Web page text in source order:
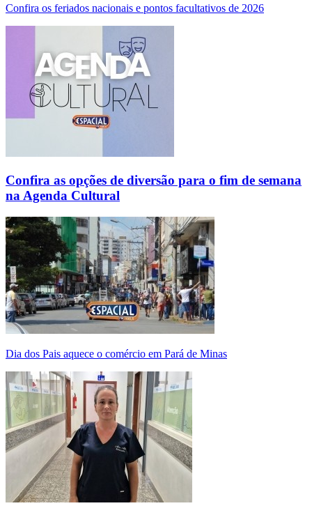
Confira os feriados nacionais e pontos facultativos de 2026
Confira as opções de diversão para o fim de semana
na Agenda Cultural
Dia dos Pais aquece o comércio em Pará de Minas